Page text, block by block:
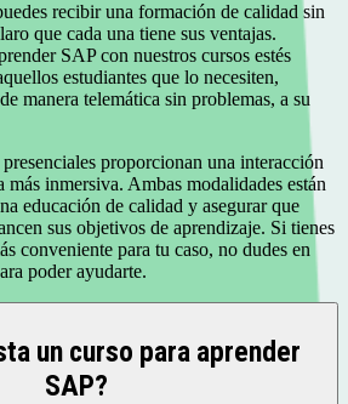
recibir una formación de calidad sin
que cada una tiene sus ventajas.
SAP con nuestros cursos estés
estudiantes que lo necesiten,
manera telemática sin problemas, a su
proporcionan una interacción
inmersiva. Ambas modalidades están
educación de calidad y asegurar que
sus objetivos de aprendizaje. Si tienes
conveniente para tu caso, no dudes en
poder ayudarte.
un curso para aprender
SAP?